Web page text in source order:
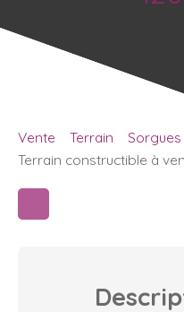
Vente Terrain
Terrain constructible à